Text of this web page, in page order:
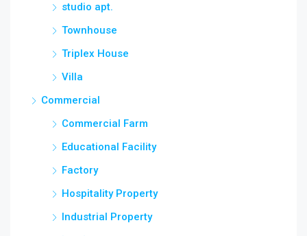
studio apt.
Townhouse
Triplex House
Villa
Commercial
Commercial Farm
Educational Facility
Factory
Hospitality Property
Industrial Property